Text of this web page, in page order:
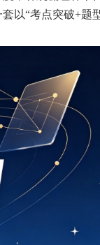
以“考点突破+题